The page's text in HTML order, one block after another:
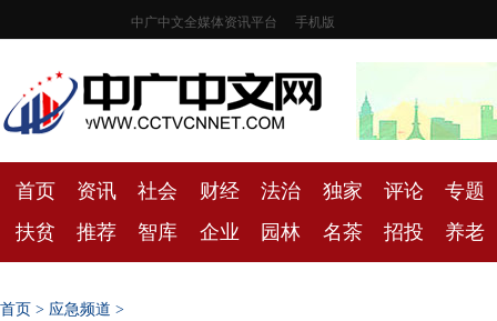
中广中文全媒体资讯平台 手机版
首页 资讯 社会 财经 法治 独家 评论
专题
扶贫
推荐 智库 企业 园林 名茶 招投 养老
首页 > 应急频道 >